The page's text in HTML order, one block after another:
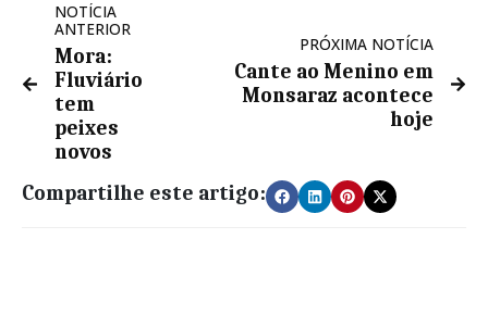
NOTÍCIA
ANTERIOR
Mora:
Fluviário
tem
peixes
novos
PRÓXIMA NOTÍCIA
Cante ao Menino em
Monsaraz acontece
hoje
Compartilhe este artigo: